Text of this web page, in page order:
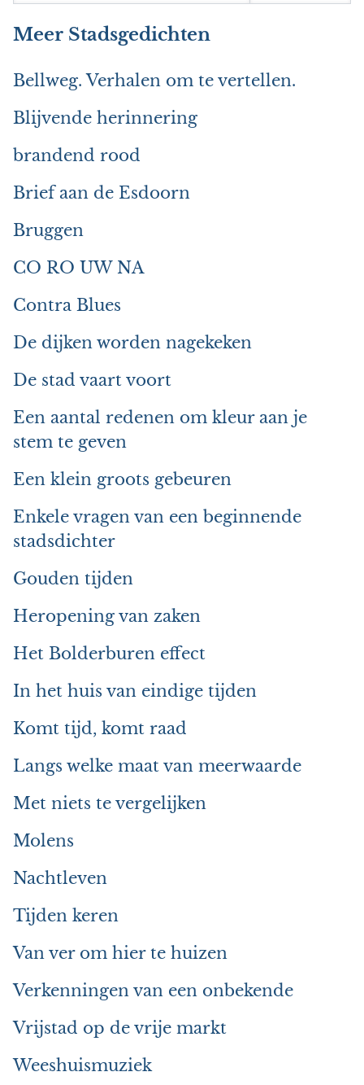
Meer Stadsgedichten
Bellweg. Verhalen om te vertellen.
Blijvende herinnering
brandend rood
Brief aan de Esdoorn
Bruggen
CO RO UW NA
Contra Blues
De dijken worden nagekeken
De stad vaart voort
Een aantal redenen om kleur aan je
stem te geven
Een klein groots gebeuren
Enkele vragen van een beginnende
stadsdichter
Gouden tijden
Heropening van zaken
Het Bolderburen effect
In het huis van eindige tijden
Komt tijd, komt raad
Langs welke maat van meerwaarde
Met niets te vergelijken
Molens
Nachtleven
Tijden keren
Van ver om hier te huizen
Verkenningen van een onbekende
Vrijstad op de vrije markt
Weeshuismuziek